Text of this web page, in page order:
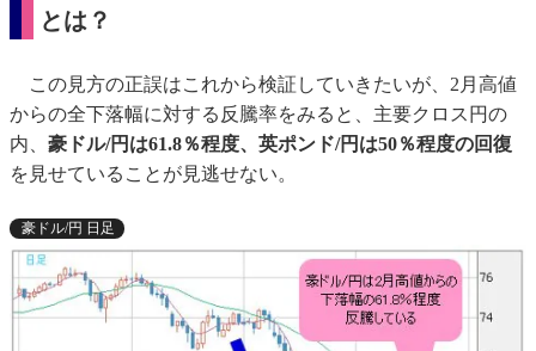
とは？
この見方の正誤はこれから検証していきたいが、2月高値
からの全下落幅に対する反騰率をみると、主要クロス円の
内、 豪ドル/円は61.8％程度、英ポンド/円は50％程度の回復
を見せていることが見逃せない。
豪ドル/円 日足